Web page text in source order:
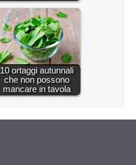
10 ortaggi autunnali
che non possono
mancare in tavola